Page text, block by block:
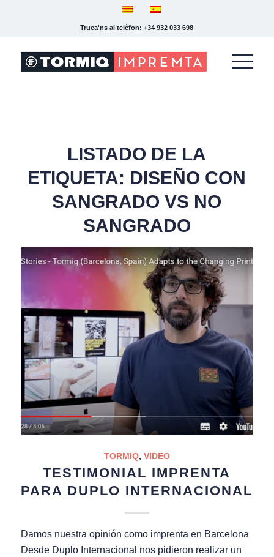
Truca'ns al telèfon: +34 932 033 698
LISTADO DE LA
ETIQUETA: DISEÑO CON
SANGRADO VS NO
SANGRADO
TORMIQ, VIDEO
TESTIMONIAL IMPRENTA
PARA DUPLO INTERNACIONAL
Damos nuestra opinión como imprenta en Barcelona
Desde Duplo Internacional nos pidieron realizar un